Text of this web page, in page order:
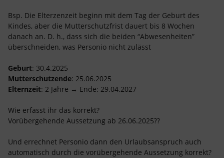
Bsp. Die Elterzenzeit beginn mit dem Tag der Geburt des
Kindes, aber die Mutterschutzfrist dauert bis 8 Wochen
danach an. D. h., dass sich die beiden “Abwesenheiten”
überschneiden, was Personio nicht zulässt
Geburt: 30.4.2025
Mutterschutzende: 25.06.2025
Elternzeit: 2 Jahre → Ende: 29.04.2027
Wie erfasst ihr das korrekt?
Vorübergehende Aussetzung ab 26.06.2025??
Und errechnet Personio dann den Urlaubsanspruch auch
automatisch durch die vorübergehende Aussetzung korrekt?